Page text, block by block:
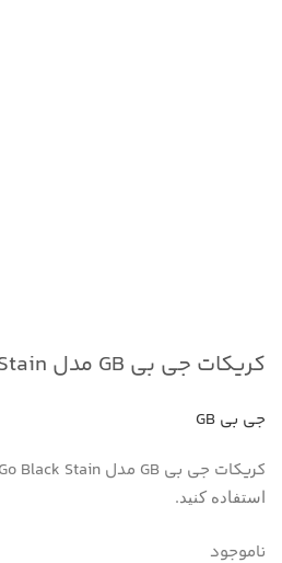
کریکات جی بی GB مدل Cot To Go Black Stain رنگ مشکی
جی بی GB
کریکات جی بی GB مدل Cot To Go Black Stain رنگ مشکی
استفاده کنید.
ناموجود